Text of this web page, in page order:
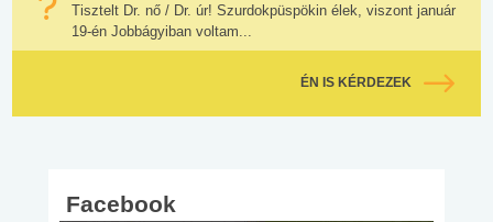
Tisztelt Dr. nő / Dr. úr! Szurdokpüspökin élek, viszont január
19-én Jobbágyiban voltam...
ÉN IS KÉRDEZEK
Facebook